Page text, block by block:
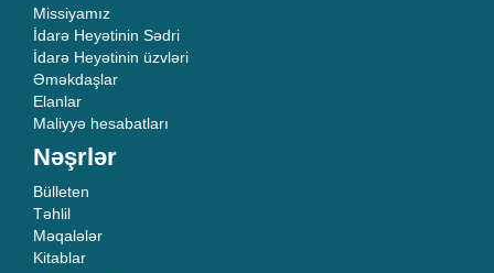
Missiyamız
İdarə Heyətinin Sədri
İdarə Heyətinin üzvləri
Əməkdaşlar
Elanlar
Maliyyə hesabatları
Nəşrlər
Bülleten
Təhlil
Məqalələr
Kitablar